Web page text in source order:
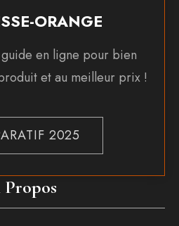
ORANGE
en ligne pour bien
et au meilleur prix !
2025